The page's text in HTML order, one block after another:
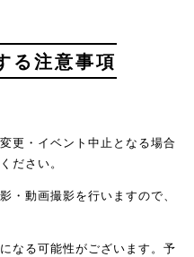
る注意事項
更・イベント中止となる場合
ださい。
・動画撮影を行いますので、
なる可能性がございます。予